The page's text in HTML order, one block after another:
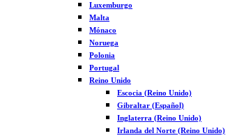
Luxemburgo
Malta
Mónaco
Noruega
Polonia
Portugal
Reino Unido
Escocia (Reino Unido)
Gibraltar (Español)
Inglaterra (Reino Unido)
Irlanda del Norte (Reino Unido)